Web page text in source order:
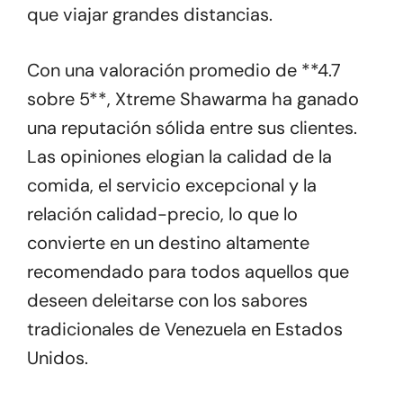
que viajar grandes distancias.
Con una valoración promedio de **4.7
sobre 5**, Xtreme Shawarma ha ganado
una reputación sólida entre sus clientes.
Las opiniones elogian la calidad de la
comida, el servicio excepcional y la
relación calidad-precio, lo que lo
convierte en un destino altamente
recomendado para todos aquellos que
deseen deleitarse con los sabores
tradicionales de Venezuela en Estados
Unidos.